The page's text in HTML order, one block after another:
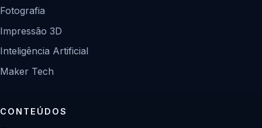
Fotografia
Impressão 3D
Inteligência Artificial
Maker Tech
CONTEÚDOS